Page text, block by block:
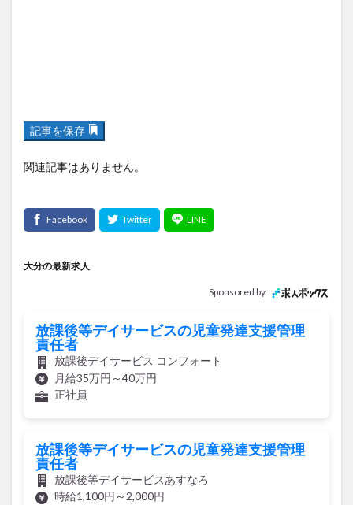
記事を保存
関連記事はありません。
大分の最新求人
Sponsored by
放課後等デイサービスの児童発達支援管理
責任者
放課後デイサービス コンフォート
月給35万円～40万円
正社員
放課後等デイサービスの児童発達支援管理
責任者
放課後等デイサービスあすなろ
時給1,100円～2,000円